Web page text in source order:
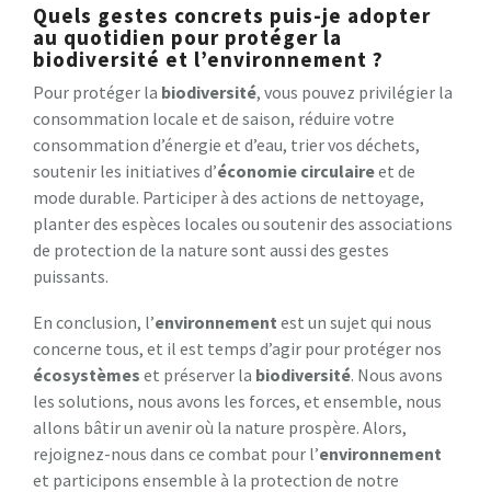
Quels gestes concrets puis-je adopter
au quotidien pour protéger la
biodiversité et l’environnement ?
Pour protéger la biodiversité, vous pouvez privilégier la
consommation locale et de saison, réduire votre
consommation d’énergie et d’eau, trier vos déchets,
soutenir les initiatives d’économie circulaireet de
mode durable. Participer à des actions de nettoyage,
planter des espèces locales ou soutenir des associations
de protection de la nature sont aussi des gestes
puissants.
En conclusion, l’environnement est un sujet qui nous
concerne tous, et il est temps d’agir pour protéger nos
écosystèmes et préserver la biodiversité. Nous avons
les solutions, nous avons les forces, et ensemble, nous
allons bâtir un avenir où la nature prospère. Alors,
rejoignez-nous dans ce combat pour l’environnement
et participons ensemble à la protection de notre